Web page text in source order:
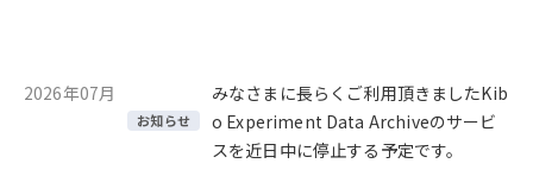
2026年07月
お知らせ
みなさまに長らくご利用頂きましたKib
o Experiment Data Archiveのサービ
スを近日中に停止する予定です。